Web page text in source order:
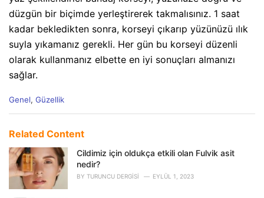
düzgün bir biçimde yerleştirerek takmalısınız. 1 saat
kadar bekledikten sonra, korseyi çıkarıp yüzünüzü ılık
suyla yıkamanız gerekli. Her gün bu korseyi düzenli
olarak kullanmanız elbette en iyi sonuçları almanızı
sağlar.
C
e
o
i
Genel, Güzellik
Related Content
Cildimiz için oldukça etkili olan Fulvik asit
nedir?
BY TURUNCU DERGISI EYLÜL 1, 2023